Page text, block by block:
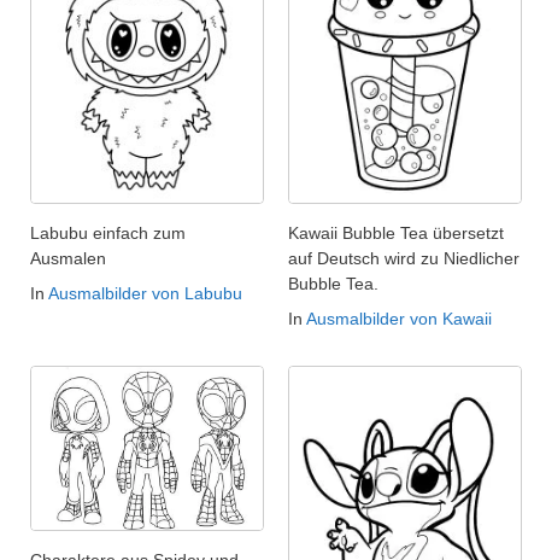
Labubu einfach zum
Ausmalen
In Ausmalbilder von Labubu
Kawaii Bubble Tea übersetzt
auf Deutsch wird zu Niedlicher
Bubble Tea.
In Ausmalbilder von Kawaii